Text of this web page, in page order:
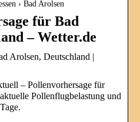
› Bad Arolsen
für Bad
– Wetter.de
Arolsen, Deutschland |
– Pollenvorhersage für
Pollenflugbelastung und